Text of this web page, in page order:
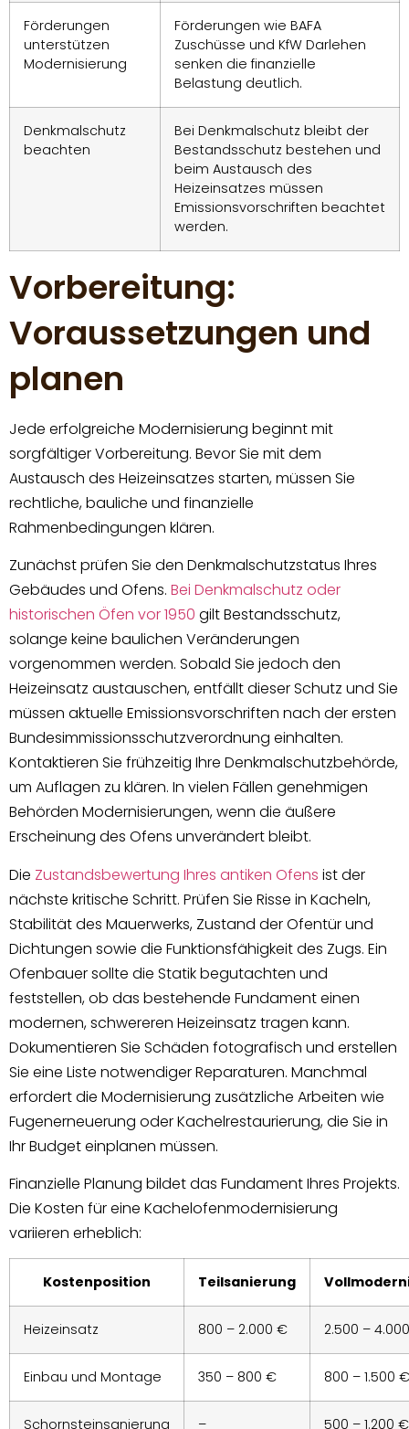
Förderungen
unterstützen
Modernisierung
Förderungen wie BAFA
Zuschüsse und KfW Darlehen
senken die finanzielle
Belastung deutlich.
Denkmalschutz
beachten
Bei Denkmalschutz bleibt der
Bestandsschutz bestehen und
beim Austausch des
Heizeinsatzes müssen
Emissionsvorschriften beachtet
werden.
Vorbereitung:
Voraussetzungen und
planen
Jede erfolgreiche Modernisierung beginnt mit
sorgfältiger Vorbereitung. Bevor Sie mit dem
Austausch des Heizeinsatzes starten, müssen Sie
rechtliche, bauliche und finanzielle
Rahmenbedingungen klären.
Zunächst prüfen Sie den Denkmalschutzstatus Ihres
Gebäudes und Ofens. Bei Denkmalschutz oder
historischen Öfen vor 1950 gilt Bestandsschutz,
solange keine baulichen Veränderungen
vorgenommen werden. Sobald Sie jedoch den
Heizeinsatz austauschen, entfällt dieser Schutz und Sie
müssen aktuelle Emissionsvorschriften nach der ersten
Bundesimmissionsschutzverordnung einhalten.
Kontaktieren Sie frühzeitig Ihre Denkmalschutzbehörde,
um Auflagen zu klären. In vielen Fällen genehmigen
Behörden Modernisierungen, wenn die äußere
Erscheinung des Ofens unverändert bleibt.
Die Zustandsbewertung Ihres antiken Ofens ist der
nächste kritische Schritt. Prüfen Sie Risse in Kacheln,
Stabilität des Mauerwerks, Zustand der Ofentür und
Dichtungen sowie die Funktionsfähigkeit des Zugs. Ein
Ofenbauer sollte die Statik begutachten und
feststellen, ob das bestehende Fundament einen
modernen, schwereren Heizeinsatz tragen kann.
Dokumentieren Sie Schäden fotografisch und erstellen
Sie eine Liste notwendiger Reparaturen. Manchmal
erfordert die Modernisierung zusätzliche Arbeiten wie
Fugenerneuerung oder Kachelrestaurierung, die Sie in
Ihr Budget einplanen müssen.
Finanzielle Planung bildet das Fundament Ihres Projekts.
Die Kosten für eine Kachelofenmodernisierung
variieren erheblich:
Kostenposition Teilsanierung
Heizeinsatz 800 – 2.000 € 2.500 –
Einbau und Montage 350 – 800 € 800 – 1.500 €
Schornsteinsanierung – 500 – 1.200 €